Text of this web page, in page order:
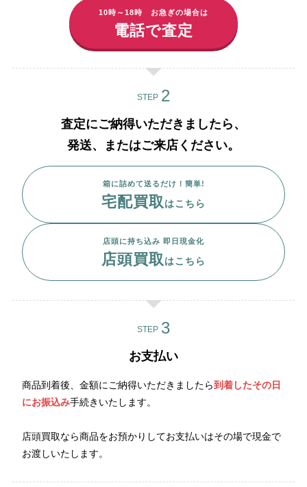
10時～18時 お急ぎの場合は
電話で査定
STEP
査定にご納得いただきましたら、
発送、またはご来店ください。
箱に詰めて送るだけ！簡単!
宅配買取はこちら
店頭に持ち込み 即日現金化
店頭買取はこちら
STEP
お支払い
商品到着後、金額にご納得いただきましたら到着したその日
にお振込み手続きいたします。
店頭買取なら商品をお預かりしてお支払いはその場で現金で
お渡しいたします。